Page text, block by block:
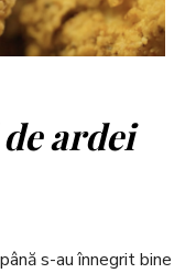
ardei
s-au înnegrit bine